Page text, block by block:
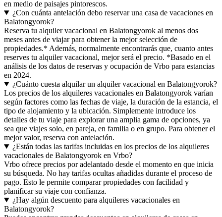
en medio de paisajes pintorescos.
¿Con cuánta antelación debo reservar una casa de vacaciones en
Balatongyorok?
Reserva tu alquiler vacacional en Balatongyorok al menos dos
meses antes de viajar para obtener la mejor selección de
propiedades.* Además, normalmente encontrarás que, cuanto antes
reserves tu alquiler vacacional, mejor será el precio. *Basado en el
análisis de los datos de reservas y ocupación de Vrbo para estancias
en 2024.
¿Cuánto cuesta alquilar un alquiler vacacional en Balatongyorok?
Los precios de los alquileres vacacionales en Balatongyorok varían
según factores como las fechas de viaje, la duración de la estancia, el
tipo de alojamiento y la ubicación. Simplemente introduce los
detalles de tu viaje para explorar una amplia gama de opciones, ya
sea que viajes solo, en pareja, en familia o en grupo. Para obtener el
mejor valor, reserva con antelación.
¿Están todas las tarifas incluidas en los precios de los alquileres
vacacionales de Balatongyorok en Vrbo?
Vrbo ofrece precios por adelantado desde el momento en que inicia
su búsqueda. No hay tarifas ocultas añadidas durante el proceso de
pago. Esto le permite comparar propiedades con facilidad y
planificar su viaje con confianza.
¿Hay algún descuento para alquileres vacacionales en
Balatongyorok?